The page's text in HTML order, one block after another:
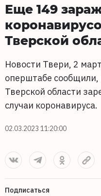
Еще 149
Тверской
Новости Твери, 2
оперштабе сообщили,
Тверской области
случаи коронавируса.
02.03.2023 11:20:00
Подписаться